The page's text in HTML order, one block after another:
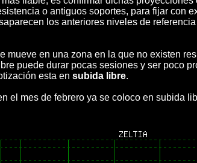
o antiguos soportes, para fijar con
los anteriores niveles de
mueve en una zona en la que no existen
puede durar pocas sesiones y ser poco
esta en subida libre.
el mes de febrero ya se coloco en subida